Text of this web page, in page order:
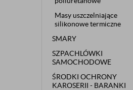
Masy uszczelniające
silikonowe termiczne
SMARY
SZPACHLÓWKI
SAMOCHODOWE
ŚRODKI OCHRONY
KAROSERII - BARANKI